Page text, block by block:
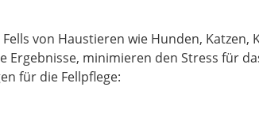
von Haustieren wie Hunden, Katzen,
minimieren den Stress für
für die Fellpflege: